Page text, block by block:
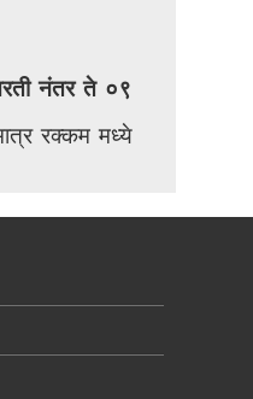
नंतर ते ०९
रक्कम मध्ये